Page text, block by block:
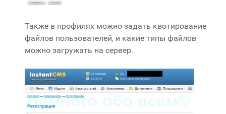
Также в профилях можно задать квотирование
файлов пользователей, и какие типы файлов
можно загружать на сервер.